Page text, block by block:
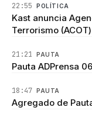
22:55 POLÍTICA
Kast anuncia
Terrorismo
21:21 PAUTA
Pauta ADPrensa
18:47 PAUTA
Agregado de